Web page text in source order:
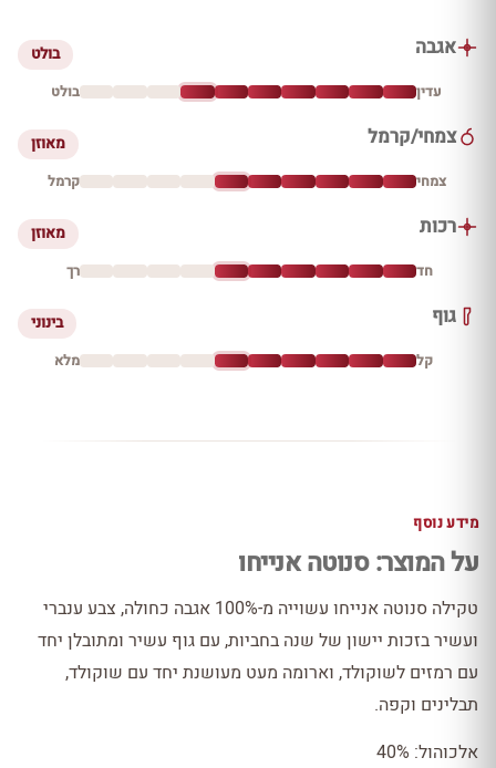
אגבה בולט
עדין בולט
צמחי/קרמל מאוזן
צמחי קרמל
רכות מאוזן
חד רך
גוף בינוני
קל מלא
מידע נוסף
על המוצר: סנוטה אנייחו
טקילה סנוטה אנייחו עשוייה מ-100% אגבה כחולה, צבע ענברי
ועשיר בזכות יישון של שנה בחביות, עם גוף עשיר ומתובלן יחד
עם רמזים לשוקולד, וארומה מעט מעושנת יחד עם שוקולד,
תבלינים וקפה.
אלכוהול: 40%